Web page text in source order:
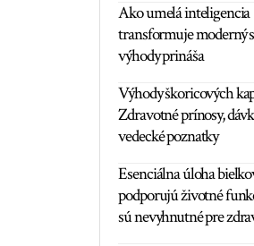
Ako umelá inteligencia
transformuje moderný
výhody prináša
Výhody škoricových
Zdravotné prínosy,
vedecké poznatky
Esenciálna úloha
podporujú životné
sú nevyhnutné pre